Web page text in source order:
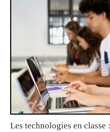
Les technologies en classe